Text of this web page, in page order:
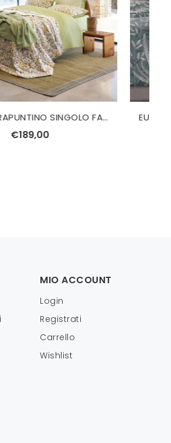
€108,00
MIO ACCOUNT
Login
Registrati
Carrello
Wishlist